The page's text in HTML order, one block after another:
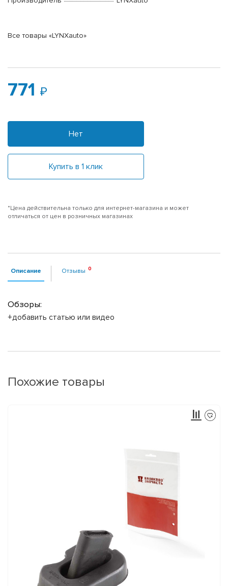
Все товары «LYNXauto»
771
Нет
Купить в 1 клик
*Цена действительна только для интернет-магазина и может
отличаться от цен в розничных магазинах
Описание Отзывы
Обзоры:
+добавить статью или видео
Похожие товары